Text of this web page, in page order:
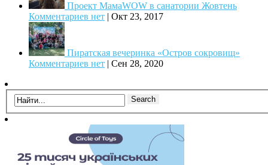
Проект МамаWOW в санатории Жовтень
Комментариев нет | Окт 23, 2017
Пиратская вечеринка «Остров сокровищ»
Комментариев нет | Сен 28, 2020